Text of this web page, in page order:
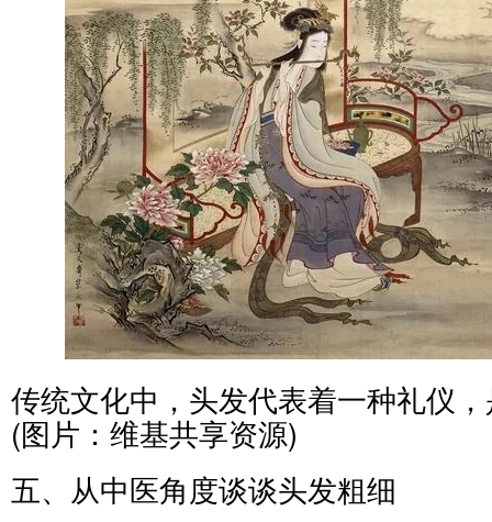
传统文化中，头发代表着一种礼仪
(图片：维基共享资源)
五、从中医角度谈谈头发粗细